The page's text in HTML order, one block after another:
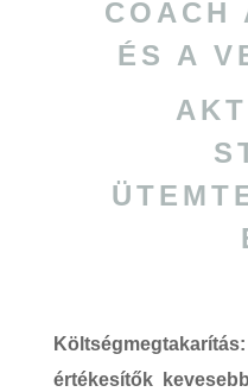
COACH
ÉS A
Költségmegtakarítás
értékesítők